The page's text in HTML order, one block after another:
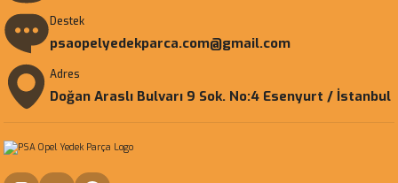
Destek
psaopelyedekparca.com@gmail.com
Adres
Doğan Araslı Bulvarı 9 Sok. No:4 Esenyurt / İstanbul